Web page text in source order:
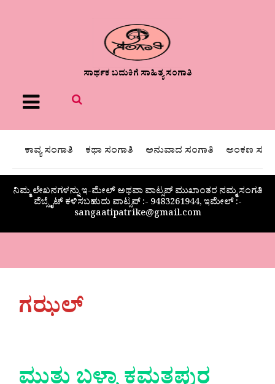
ಸಾರ್ಥಕ ಬದುಕಿಗೆ ಸಾಹಿತ್ಯ ಸಂಗಾತಿ
Menu
ಕಾವ್ಯ ಸಂಗಾತಿ ಕಥಾ ಸಂಗಾತಿ ಅನುವಾದ ಸಂಗಾತಿ ಅಂಕಣ
ನಿಮ್ಮ ಲೇಖನಗಳನ್ನು ಇ-ಮೇಲ್ ಅಥವಾ ವಾಟ್ಸಪ್ ಮುಖಾಂತರ ನಮ್ಮ ಸಂಗತಿ
ವೆಬ್ಸೈಟ್ ಕಳಿಸಬಹುದು ವಾಟ್ಸಪ್‌ :- 9483261944, ಇಮೇಲ್ :-
sangaatipatrike@gmail.com
ಗಝಲ್